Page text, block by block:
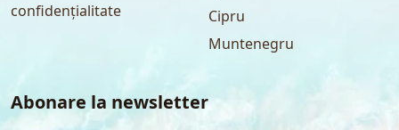
confidențialitate
Cipru
Muntenegru
Abonare la newsletter